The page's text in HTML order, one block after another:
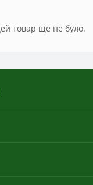
товар ще не було.